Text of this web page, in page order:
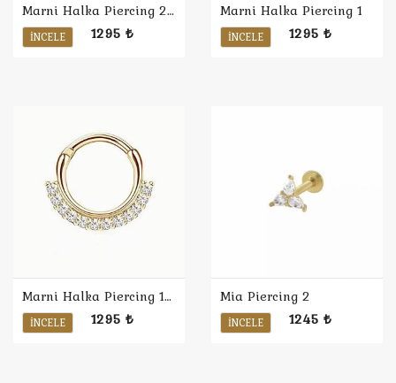
Marni Halka Piercing 2 / Sarı
İNCELE 1295 ₺
Marni Halka Piercing 1
İNCELE 1295 ₺
Marni Halka Piercing 1 / Sarı
İNCELE 1295 ₺
Mia Piercing 2
İNCELE 1245 ₺